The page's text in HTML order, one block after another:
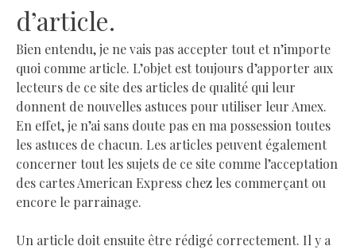
d’article.
Bien entendu, je ne vais pas accepter tout et n’importe
quoi comme article. L’objet est toujours d’apporter aux
lecteurs de ce site des articles de qualité qui leur
donnent de nouvelles astuces pour utiliser leur Amex.
En effet, je n’ai sans doute pas en ma possession toutes
les astuces de chacun. Les articles peuvent également
concerner tout les sujets de ce site comme l’acceptation
des cartes American Express chez les commerçant ou
encore le parrainage.
Un article doit ensuite être rédigé correctement. Il y a